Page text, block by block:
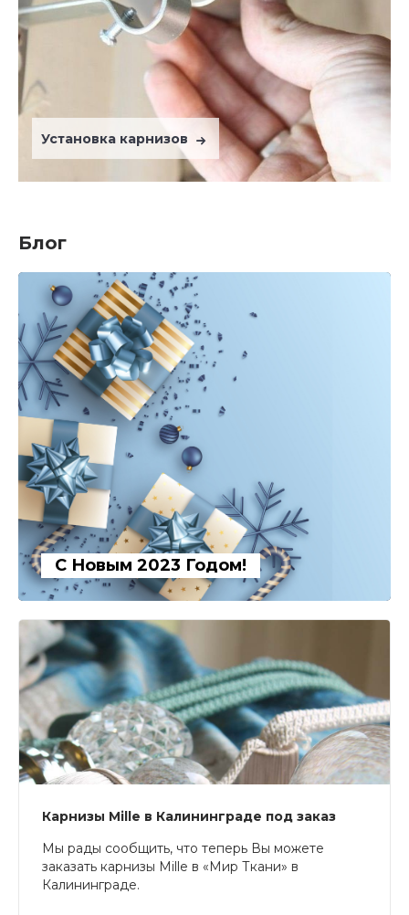
Установка карнизов
Блог
С Новым 2023 Годом!
Карнизы Mille в Калининграде под заказ
Мы рады сообщить, что теперь Вы можете
заказать карнизы Mille в «Мир Ткани» в
Калининграде.